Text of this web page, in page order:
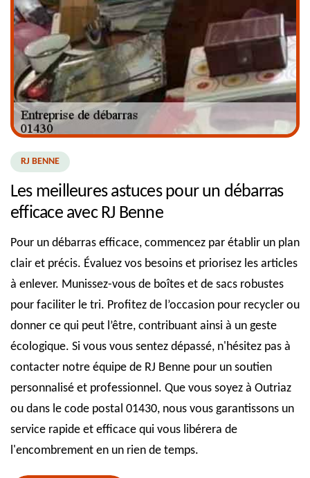
RJ BENNE
Les meilleures astuces pour un débarras
efficace avec RJ Benne
Pour un débarras efficace, commencez par établir un plan
clair et précis. Évaluez vos besoins et priorisez les articles
à enlever. Munissez-vous de boîtes et de sacs robustes
pour faciliter le tri. Profitez de l’occasion pour recycler ou
donner ce qui peut l’être, contribuant ainsi à un geste
écologique. Si vous vous sentez dépassé, n'hésitez pas à
contacter notre équipe de RJ Benne pour un soutien
personnalisé et professionnel. Que vous soyez à Outriaz
ou dans le code postal 01430, nous vous garantissons un
service rapide et efficace qui vous libérera de
l'encombrement en un rien de temps.